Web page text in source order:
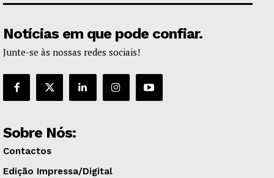
Notícias em que pode confiar.
Junte-se às nossas redes sociais!
Sobre Nós:
Contactos
Edição Impressa/Digital